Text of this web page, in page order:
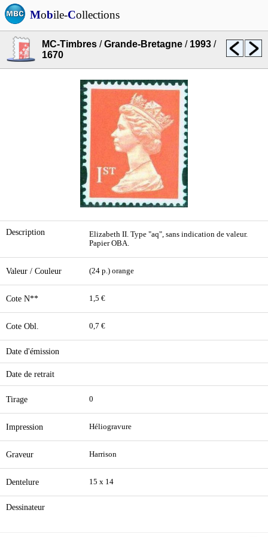
Mobile-Collections
MC-Timbres /Grande-Bretagne / 1993 /
1670
Description
Elizabeth II. Type "aq", sans indication de valeur.
Papier OBA.
Valeur / Couleur (24 p.) orange
Cote N** 1,5 €
Cote Obl. 0,7 €
Date d'émission
Date de retrait
Tirage 0
Impression Héliogravure
Graveur Harrison
Dentelure 15 x 14
Dessinateur